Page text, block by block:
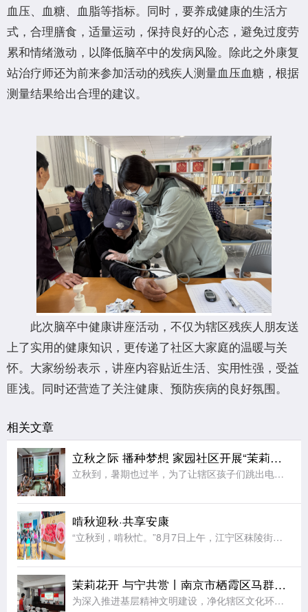
血压、血糖、血脂等指标。同时，要养成健康的生活方
式，合理膳食，适量运动，保持良好的心态，避免过度劳
累和情绪激动，以降低脑卒中的发病风险。除此之外康复
站治疗师还为前来参加活动的残疾人测量血压血糖，根据
测量结果给出合理的建议。
此次脑卒中健康讲座活动，不仅为辖区残疾人朋友送
上了实用的健康知识，更传递了社区大家庭的温暖与关
怀。大家纷纷表示，讲座内容贴近生活、实用性强，受益
匪浅。同时还营造了关注健康、预防疾病的良好氛围。
相关文章
立秋之际 播种梦想 家园社区开展“茉莉花开”七彩夏日节气亲子活动
立秋到，暑期也过半，为了让辖区孩子们跳出电子屏幕、沉浸式感受传统节气文化的独特魅力，同时绷紧暑期安全防护弦，在亲子协作中收获充实又安心的暑期记忆，近日，江宁区秣陵街道家园社区在三楼活动空间顺利开展“立
啃秋迎秋·共享安康
“立秋到，啃秋忙。”8月7日上午，江宁区秣陵街道火炬村开展了“啃秋迎秋·共享安康”为主题的立秋敬老活动。活动室里瓜香四溢、笑声阵阵。桌上摆满了红瓤西瓜，老人围坐一堂，一边品尝着清甜的“啃秋”瓜，一边聊
茉莉花开 与宁共赏丨南京市栖霞区马群街道百水芊城社区开展“扫黄打非树新风 全民阅读沐书香”全民阅读活动
为深入推进基层精神文明建设，净化辖区文化环境，培育全民阅读新风尚，筑牢社区思想文化安全防线，8月6日，栖霞区马群街道百水芊城社区党委依托社区新时代文明实践站组织全体社区工作人员，开展“扫黄打非树新风